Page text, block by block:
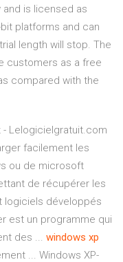
is licensed as
platforms and can
length will stop. The
customers as a free
compared with the
- Lelogicielgratuit.com
facilement les
ou de microsoft
de récupérer les
logiciels développés
est un programme qui
des ... windows xp
... Windows XP-